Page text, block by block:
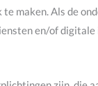
maken. Als de
en/of